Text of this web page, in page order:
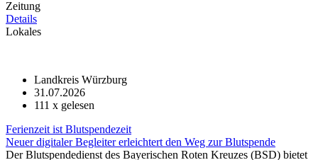
Zeitung
Details
Lokales
Landkreis Würzburg
31.07.2026
111 x gelesen
Ferienzeit ist Blutspendezeit
Neuer digitaler Begleiter erleichtert den Weg zur Blutspende
Der Blutspendedienst des Bayerischen Roten Kreuzes (BSD) bietet